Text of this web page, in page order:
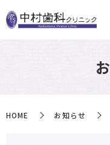
HOME お知らせ